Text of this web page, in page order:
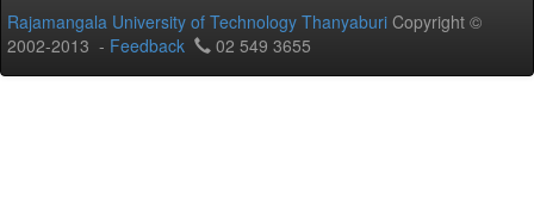
Rajamangala University of Technology Thanyaburi Copyright ©
2002-2013 - Feedback 02 549 3655